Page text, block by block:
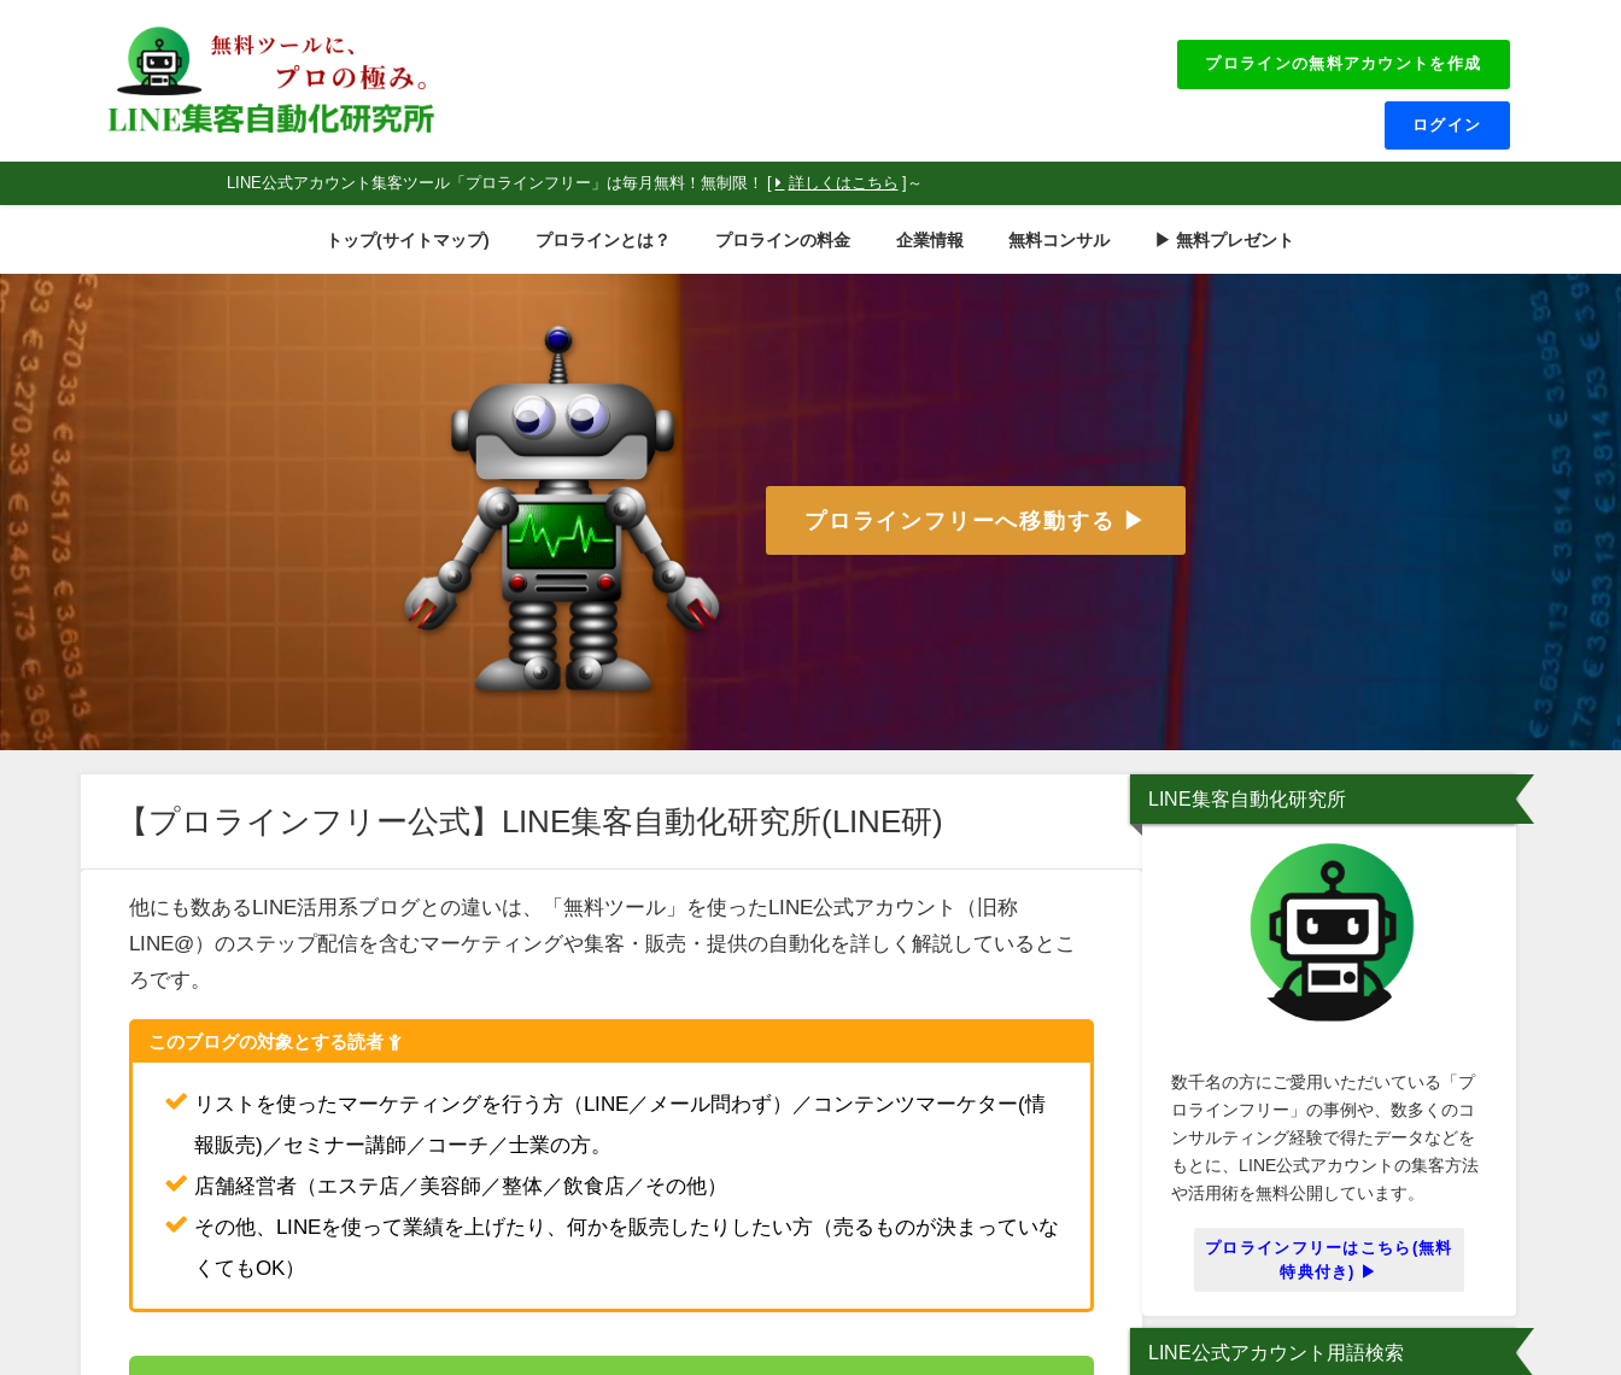
LINE公式アカウント集客ツール「プロラインフリー」は毎月無料！無制限！ [ 詳しくはこちら ]～
プロラインの無料アカウントを作成
ログイン
トップ(サイトマップ) プロラインとは？ プロラインの料金 企業情報 無料コンサル ▶ 無料プレゼント
プロラインフリーへ移動する ▶
【プロラインフリー公式】LINE集客自動化研究所(LINE研)
他にも数あるLINE活用系ブログとの違いは、「無料ツール」を使ったLINE公式アカウント（旧称
LINE@）のステップ配信を含むマーケティングや集客・販売・提供の自動化を詳しく解説しているとこ
ろです。
このブログの対象とする読者
リストを使ったマーケティングを行う方（LINE／メール問わず）／コンテンツマーケター(情
報販売)／セミナー講師／コーチ／士業の方。
店舗経営者（エステ店／美容師／整体／飲食店／その他）
その他、LINEを使って業績を上げたり、何かを販売したりしたい方（売るものが決まっていな
くてもOK）
LINE集客自動化研究所
数千名の方にご愛用いただいている「プ
ロラインフリー」の事例や、数多くのコ
ンサルティング経験で得たデータなどを
もとに、LINE公式アカウントの集客方法
や活用術を無料公開しています。
プロラインフリーはこちら(無料
特典付き) ▶
LINE公式アカウント用語検索